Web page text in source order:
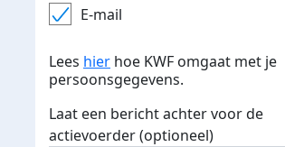
E-mail
Lees hier hoe KWF omgaat met je
persoonsgegevens.
Laat een bericht achter voor de
actievoerder (optioneel)